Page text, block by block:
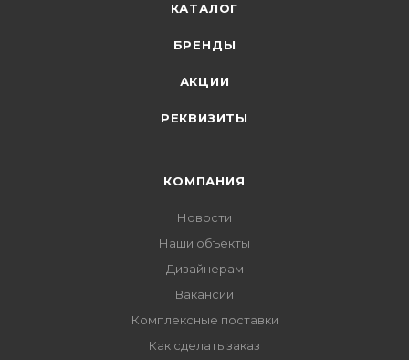
КАТАЛОГ
БРЕНДЫ
АКЦИИ
РЕКВИЗИТЫ
КОМПАНИЯ
Новости
Наши объекты
Дизайнерам
Вакансии
Комплексные поставки
Как сделать заказ